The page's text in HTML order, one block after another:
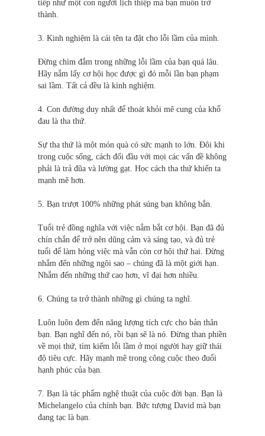
tiếp như một con người lịch thiệp mà bạn muốn trở
thành.
3. Kinh nghiệm là cái tên ta đặt cho lỗi lầm của mình.
Đừng chìm đắm trong những lỗi lầm của bạn quá lâu.
Hãy nắm lấy cơ hội học được gì đó mỗi lần bạn phạm
sai lầm. Tất cả đều là kinh nghiệm.
4. Con đường duy nhất để thoát khỏi mê cung của khổ
đau là tha thứ.
Sự tha thứ là một món quà có sức mạnh to lớn. Đôi khi
trong cuộc sống, cách đối đầu với mọi các vấn đề không
phải là trả đũa và lường gạt. Học cách tha thứ khiến ta
mạnh mẽ hơn.
5. Bạn trượt 100% những phát súng bạn không bắn.
Tuổi trẻ đồng nghĩa với việc nắm bắt cơ hội. Bạn đã đủ
chín chắn để trở nên dũng cảm và sáng tạo, và đủ trẻ
tuổi để làm hỏng việc mà vẫn còn cơ hội thứ hai. Đừng
nhắm đến những ngôi sao – chúng đã là một giới hạn.
Nhắm đến những thứ cao hơn, vĩ đại hơn nhiều.
6. Chúng ta trở thành những gì chúng ta nghĩ.
Luôn luôn đem đến năng lượng tích cực cho bản thân
bạn. Bạn nghĩ đến nó, rồi bạn sẽ là nó. Đừng than phiền
về mọi thứ, tìm kiếm lỗi lầm ở mọi người hay giữ thái
độ tiêu cực. Hãy mạnh mẽ trong công cuộc theo đuổi
hạnh phúc của bạn.
7. Bạn là tác phẩm nghệ thuật của cuộc đời bạn. Bạn là
Michelangelo của chính bạn. Bức tượng David mà bạn
đang tạc là bạn.